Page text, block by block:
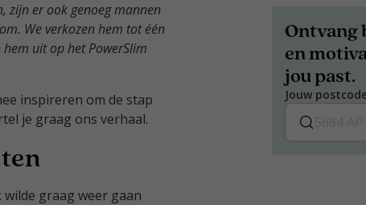
zijn er ook genoeg mannen
We verkozen hem tot één
uit op het PowerSlim
inspireren om de stap
je graag ons verhaal.
graag weer gaan
Ontvang
en
jou past.
Jouw